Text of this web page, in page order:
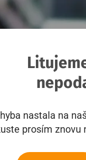
nastala na
prosím znovu